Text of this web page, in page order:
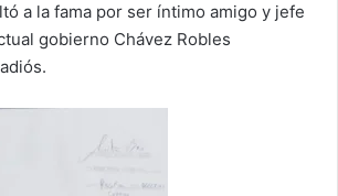
a la fama por ser íntimo amigo y jefe
gobierno Chávez Robles